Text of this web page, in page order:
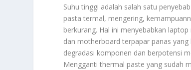
Suhu tinggi adalah salah satu
pasta termal, mengering,
berkurang. Hal ini menyebabkan
dan motherboard terpapar panas
degradasi komponen dan berpotensi
Mengganti thermal paste yang sudah